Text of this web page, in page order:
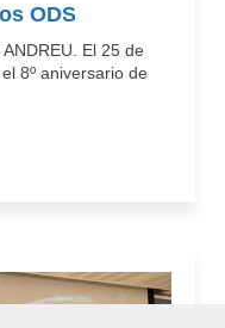
ODS
El 25 de
8º aniversario de